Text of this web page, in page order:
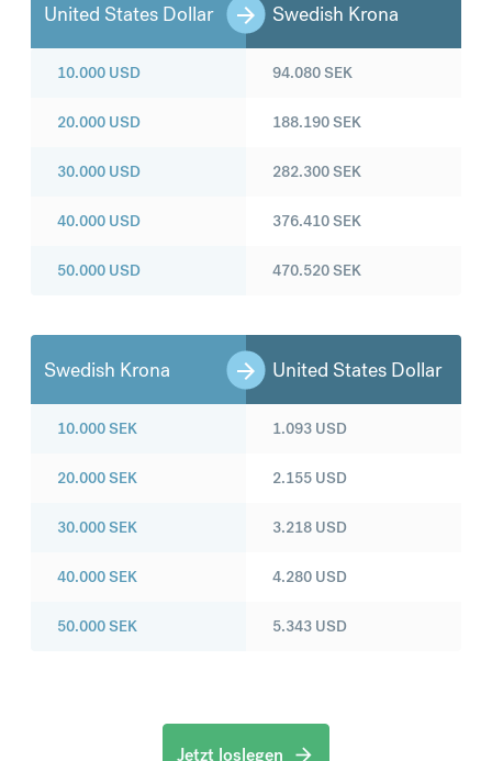
United States Dollar Swedish Krona
10.000 USD
20.000 USD
30.000 USD
40.000 USD
50.000 USD
94.080SEK
188.190SEK
282.300SEK
376.410SEK
470.520SEK
Swedish Krona United States Dollar
10.000SEK
20.000SEK
30.000SEK
40.000SEK
50.000SEK
1.093 USD
2.155 USD
3.218 USD
4.280 USD
5.343 USD
Jetzt loslegen